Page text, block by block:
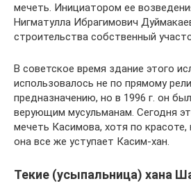
мечеть. Инициатором ее
Нигматулла Ибрагимович
строительства собственный
В советское время здание этого
использовалось не по прямому
предназначению, но в 1996 г. он
верующим мусульманам. Сегодня
мечеть Касимова, хотя по
она все же уступает Касим-хан.
Текие (усыпальница) хана